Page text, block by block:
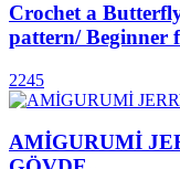
Crochet a
pattern/ Beginner
2245
AMİGURUMİ